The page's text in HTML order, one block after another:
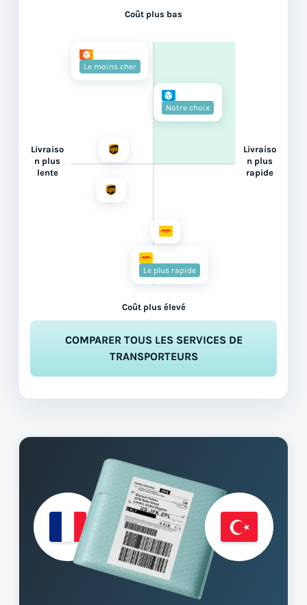
Coût plus bas
Livraiso
n plus
lente
Coût plus élevé
Livraiso
n plus
rapide
Le moins cher
Notre choix
Le plus rapide
COMPARER TOUS LES SERVICES DE
TRANSPORTEURS